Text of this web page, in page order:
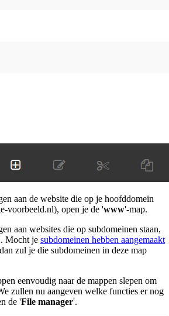
aan de website die op je hoofddomein
voorbeeld.nl), open je de 'www'-map.
aan websites die op subdomeinen staan,
. Mocht je subdomeinen hebben aangemaakt
zul je die subdomeinen in deze map
eenvoudig naar de mappen slepen om
zullen nu aangeven welke functies er nog
de 'File manager'.